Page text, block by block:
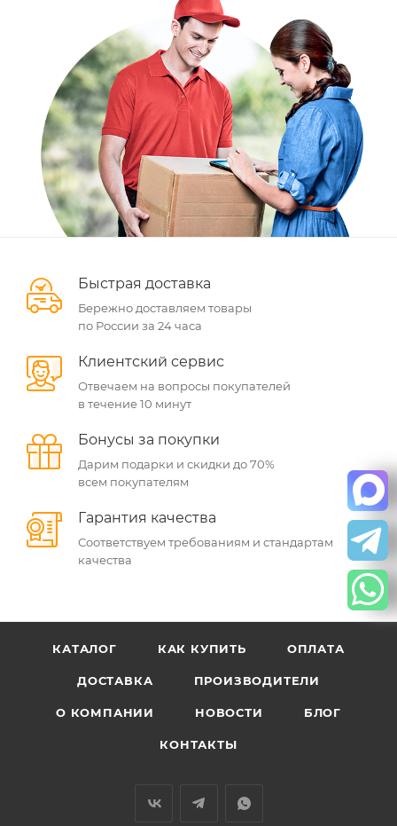
Быстрая доставка
Бережно доставляем товары
по России за 24 часа
Клиентский сервис
Отвечаем на вопросы покупателей
в течение 10 минут
Бонусы за покупки
Дарим подарки и скидки до 70%
всем покупателям
Гарантия качества
Соответствуем требованиям и стандартам
качества
КАТАЛОГ КАК КУПИТЬ ОПЛАТА
ДОСТАВКА ПРОИЗВОДИТЕЛИ
О КОМПАНИИ НОВОСТИ БЛОГ
КОНТАКТЫ